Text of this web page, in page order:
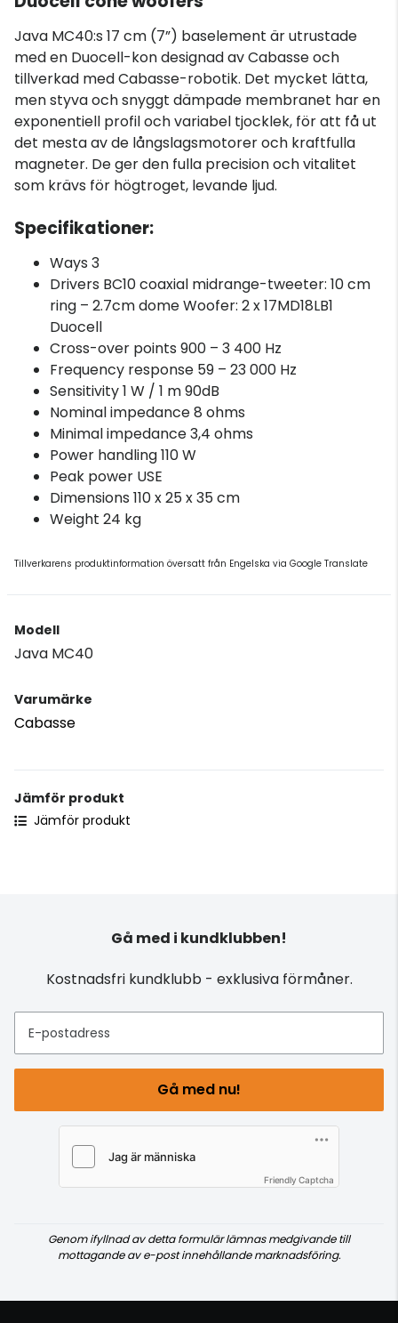
Java MC40:s 17 cm (7”) baselement är utrustade
med en Duocell-kon designad av Cabasse och
tillverkad med Cabasse-robotik. Det mycket lätta,
men styva och snyggt dämpade membranet har en
exponentiell profil och variabel tjocklek, för att få ut
det mesta av de långslagsmotorer och kraftfulla
magneter. De ger den fulla precision och vitalitet
som krävs för högtroget, levande ljud.
Specifikationer:
Ways 3
Drivers BC10 coaxial midrange-tweeter: 10 cm
ring – 2.7cm dome Woofer: 2 x 17MD18LB1
Duocell
Cross-over points 900 – 3 400 Hz
Frequency response 59 – 23 000 Hz
Sensitivity 1 W / 1 m 90dB
Nominal impedance 8 ohms
Minimal impedance 3,4 ohms
Power handling 110 W
Peak power USE
Dimensions 110 x 25 x 35 cm
Weight 24 kg
Tillverkarens produktinformation översatt från Engelska via Google Translate
Modell
Java MC40
Varumärke
Cabasse
Jämför produkt
Jämför produkt
Gå med i kundklubben!
Kostnadsfri kundklubb - exklusiva förmåner.
E-postadress
Gå med nu!
Friendly Captcha
Genom ifyllnad av detta formulär lämnas medgivande till
mottagande av e-post innehållande marknadsföring.